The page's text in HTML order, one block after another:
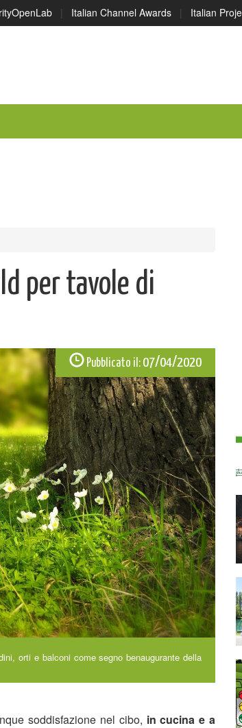
| Italian Channel Awards | Italian
per tavole di
Pubblicato il: 07/04/2020
orti e balconi come segno benaugurante della
soddisfazione nel cibo, in cucina e a